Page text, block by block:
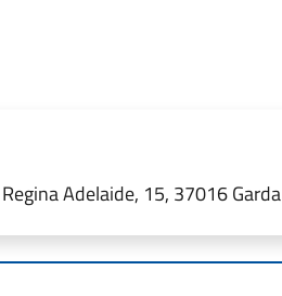
Adelaide, 15, 37016